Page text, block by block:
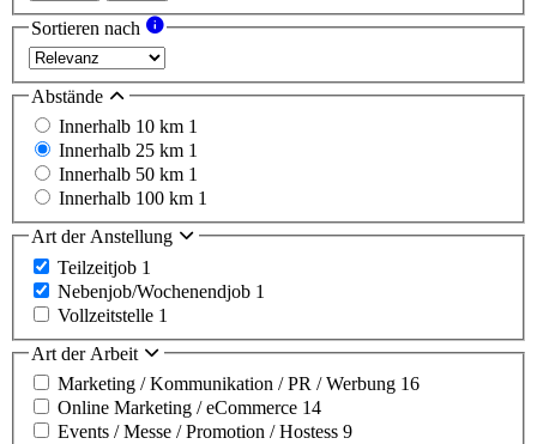
Sortieren nach
Abstände
Innerhalb 10 km 1
Innerhalb 25 km 1
Innerhalb 50 km 1
Innerhalb 100 km 1
Art der Anstellung
Teilzeitjob 1
Nebenjob/Wochenendjob 1
Vollzeitstelle 1
Art der Arbeit
Marketing / Kommunikation / PR / Werbung 16
Online Marketing / eCommerce 14
Events / Messe / Promotion / Hostess 9